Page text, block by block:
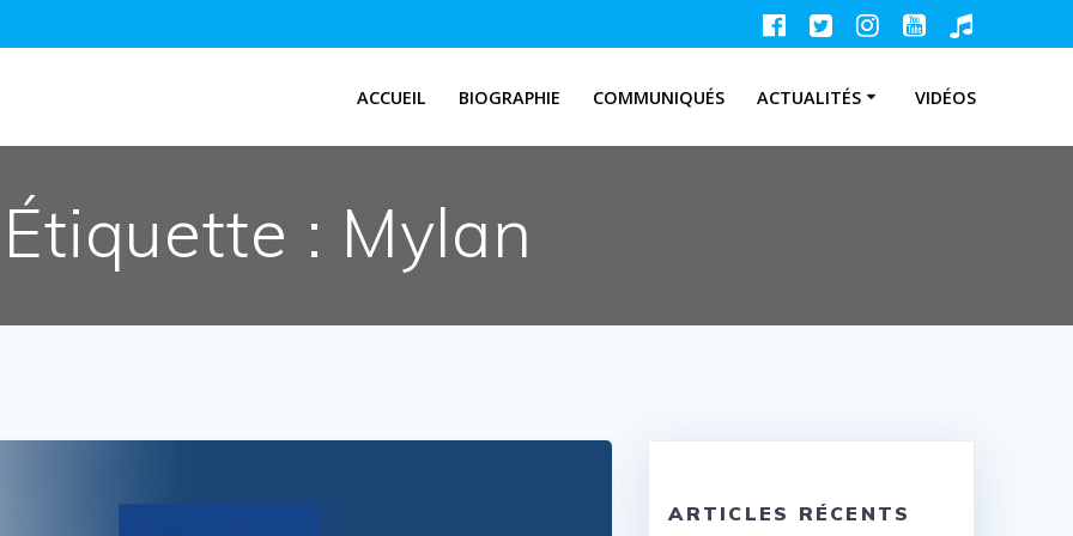
ACCUEIL BIOGRAPHIE COMMUNIQUÉS ACTUALITÉS VIDÉOS
Étiquette : Mylan
ARTICLES RÉCENTS